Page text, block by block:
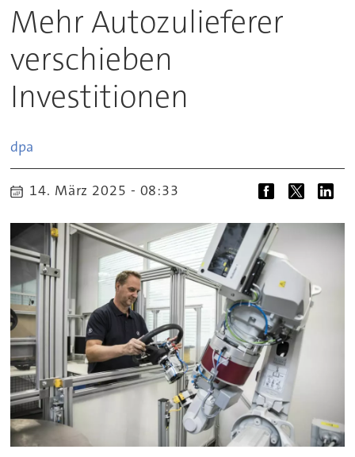
Mehr Autozulieferer
verschieben
Investitionen
dpa
14. März 2025 - 08:33